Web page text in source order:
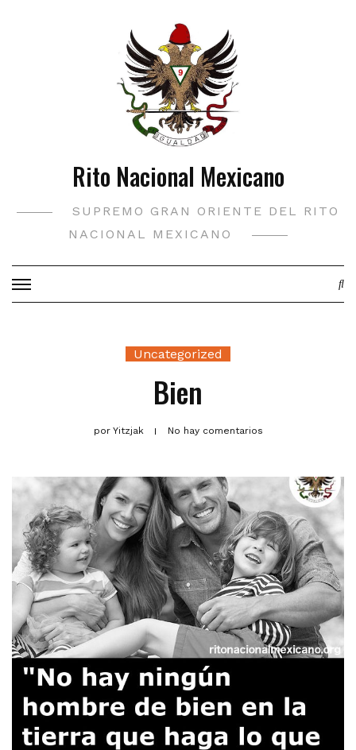
Rito Nacional Mexicano
SUPREMO GRAN ORIENTE DEL RITO
NACIONAL MEXICANO
Uncategorized
Bien
porYitzjak No hay comentarios